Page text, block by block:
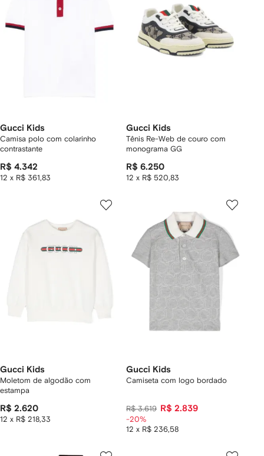
Gucci Kids
Camisa polo com colarinho
contrastante
R$ 4.342
12 x R$ 361,83
Gucci Kids
Tênis Re-Web de couro com
monograma GG
R$ 6.250
12 x R$ 520,83
Gucci Kids
Moletom de algodão com
estampa
R$ 2.620
12 x R$ 218,33
Gucci Kids
Camiseta com logo bordado
R$ 3.619 R$ 2.839
12 x R$ 236,58
-20%